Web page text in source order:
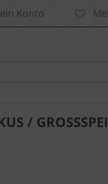
Konto
/